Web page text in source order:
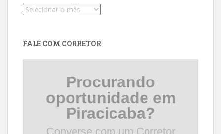
Pesquise
FALE COM CORRETOR
Procurando
oportunidade em
Piracicaba?
Converse com um Corretor